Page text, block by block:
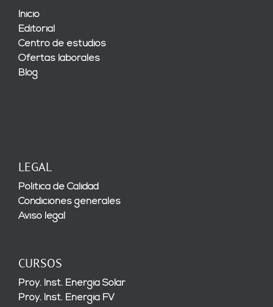
Inicio
Editorial
Centro de estudios
Ofertas laborales
Blog
LEGAL
Política de Calidad
Condiciones generales
Aviso legal
CURSOS
Proy. Inst. Energía Solar
Proy. Inst. Energía FV